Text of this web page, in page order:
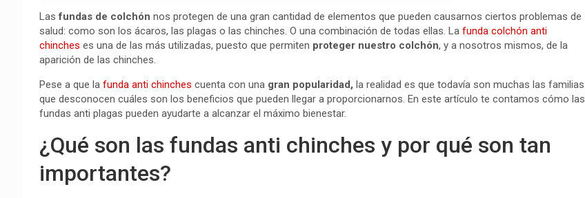
Lasfundas de colchón nos protegen de una gran cantidad de elementos que pueden causarnos ciertos problemas de
salud: como son los ácaros, las plagas o las chinches. O una combinación de todas ellas. La funda colchón anti
chinches es una de las más utilizadas, puesto que permiten proteger nuestro colchón, y a nosotros mismos, de la
aparición de las chinches.
Pese a que la funda anti chinches cuenta con una gran popularidad, la realidad es que todavía son muchas las familias
que desconocen cuáles son los beneficios que pueden llegar a proporcionarnos. En este artículo te contamos cómo las
fundas anti plagas pueden ayudarte a alcanzar el máximo bienestar.
¿Qué son las fundas anti chinches y por qué son tan
importantes?